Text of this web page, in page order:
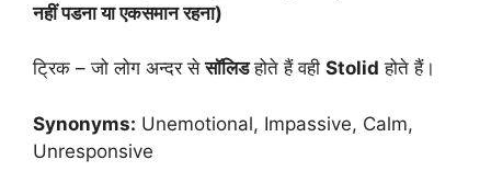
नहीं पडना या एकसमान रहना)
ट्रिक – जो लोग अन्दर सेसॉलिडहोते हैं वही Stolid होते हैं।
Synonyms: Unemotional, Impassive, Calm,
Unresponsive